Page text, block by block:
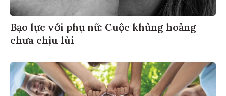
Bạo lực với phụ nữ: Cuộc khủng hoảng
chưa chịu lùi